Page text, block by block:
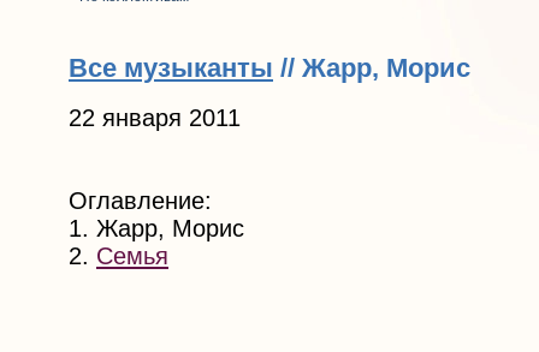
Все музыканты // Жарр, Морис
22 января 2011
Оглавление:
1. Жарр, Морис
2. Семья